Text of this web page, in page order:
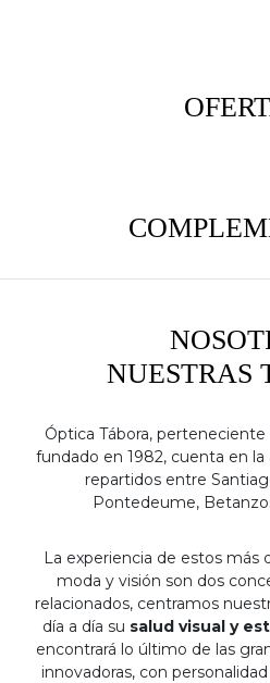
NUESTRAS
Óptica Tábora, perteneciente
fundado en 1982, cuenta en
repartidos entre
Pontedeume,
La experiencia de estos más
moda y visión son dos
relacionados, centramos
día a día su salud visual y
encontrará lo último de las
innovadoras, con